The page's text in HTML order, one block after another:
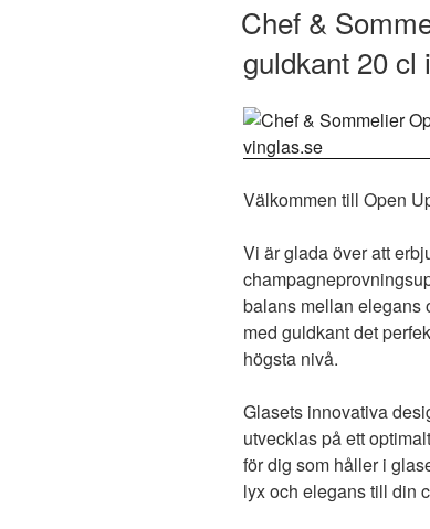
Chef &
guldkant 20 cl
Välkommen till Open
Vi är glada över att
balans mellan elegans
med guldkant det
högsta nivå.
Glasets innovativa
utvecklas på ett
för dig som håller i
lyx och elegans till din